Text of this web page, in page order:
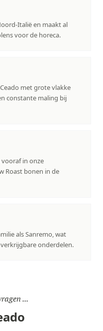
Italië en maakt al
voor de horeca.
met grote vlakke
constante maling bij
vooraf in onze
Roast bonen in de
als Sanremo, wat
onderdelen.
...